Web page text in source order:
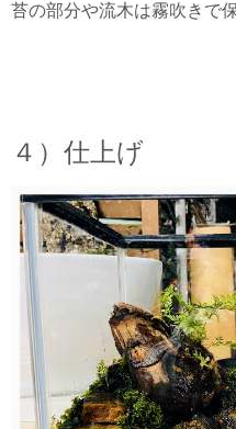
苔の部分や流木は霧吹きで
４）仕上げ